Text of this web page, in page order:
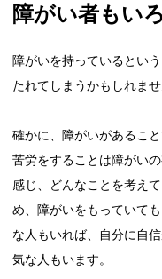
障がい者もい
障がいを持っているとい
たれてしまうかもしれませ
確かに、障がいがあるこ
苦労をすることは障がい
感じ、どんなことを考え
め、障がいをもっていて
な人もいれば、自分に自
気な人もいます。